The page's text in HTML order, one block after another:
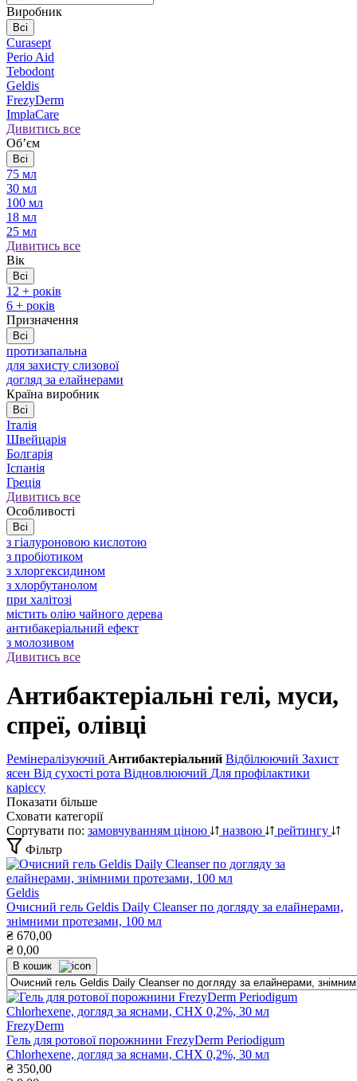
Виробник
Всі
Curasept
Perio Aid
Tebodont
Geldis
FrezyDerm
ImplaCare
Дивитись все
Обʼєм
Всі
75 мл
30 мл
100 мл
18 мл
25 мл
Дивитись все
Вік
Всі
12 + років
6 + років
Призначення
Всі
протизапальна
для захисту слизової
догляд за елайнерами
Країна виробник
Всі
Італія
Швейцарія
Болгарія
Іспанія
Греція
Дивитись все
Особливості
Всі
з гіалуроновою кислотою
з пробіотиком
з хлоргексидином
з хлорбутанолом
при халітозі
містить олію чайного дерева
антибакеріальний ефект
з молозивом
Дивитись все
Антибактеріальні гелі, муси,
спреї, олівці
Ремінералізуючий Антибактеріальний Відбілюючий Захист
ясен Від сухості рота Відновлюючий Для профілактики
карієсу
Показати більше
Сховати категорії
Сортувати по: замовчуванням ціною назвою
рейтингу
Фільтр
Geldis
Очисний гель Geldis Daily Cleanser по догляду за елайнерами,
знімними протезами, 100 мл
₴ 670,00
₴ 0,00
В кошик
FrezyDerm
Гель для ротової порожнини FrezyDerm Periodigum
Chlorhexene, догляд за яснами, СНХ 0,2%, 30 мл
₴ 350,00